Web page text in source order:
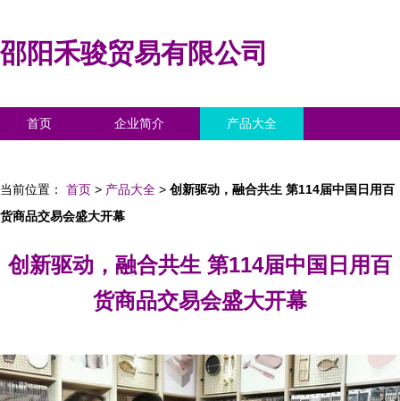
邵阳禾骏贸易有限公司
首页 企业简介 产品大全
当前位置： 首页 > 产品大全 > 创新驱动，融合共生 第114届中国日用百
货商品交易会盛大开幕
创新驱动，融合共生 第114届中国日用百
货商品交易会盛大开幕